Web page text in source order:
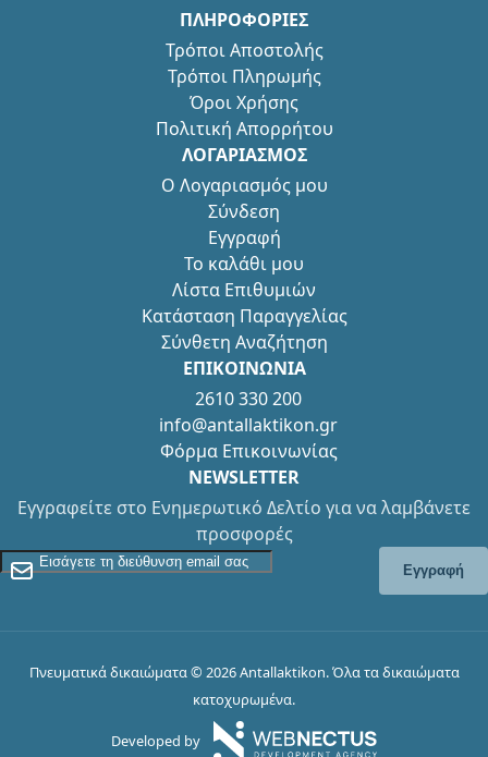
ΠΛΗΡΟΦΟΡΙΕΣ
Τρόποι Αποστολής
Τρόποι Πληρωμής
Όροι Χρήσης
Πολιτική Απορρήτου
ΛΟΓΑΡΙΑΣΜΟΣ
Ο Λογαριασμός μου
Σύνδεση
Εγγραφή
Το καλάθι μου
Λίστα Επιθυμιών
Κατάσταση Παραγγελίας
Σύνθετη Αναζήτηση
ΕΠΙΚΟΙΝΩΝΙΑ
2610 330 200
info@antallaktikon.gr
Φόρμα Επικοινωνίας
NEWSLETTER
Εγγραφείτε στο Ενημερωτικό Δελτίο για να λαμβάνετε
προσφορές
Εγγραφείτε στο Newsletter
Εγγραφή
Πνευματικά δικαιώματα © 2026 Antallaktikon. Όλα τα δικαιώματα
κατοχυρωμένα.
Developed by